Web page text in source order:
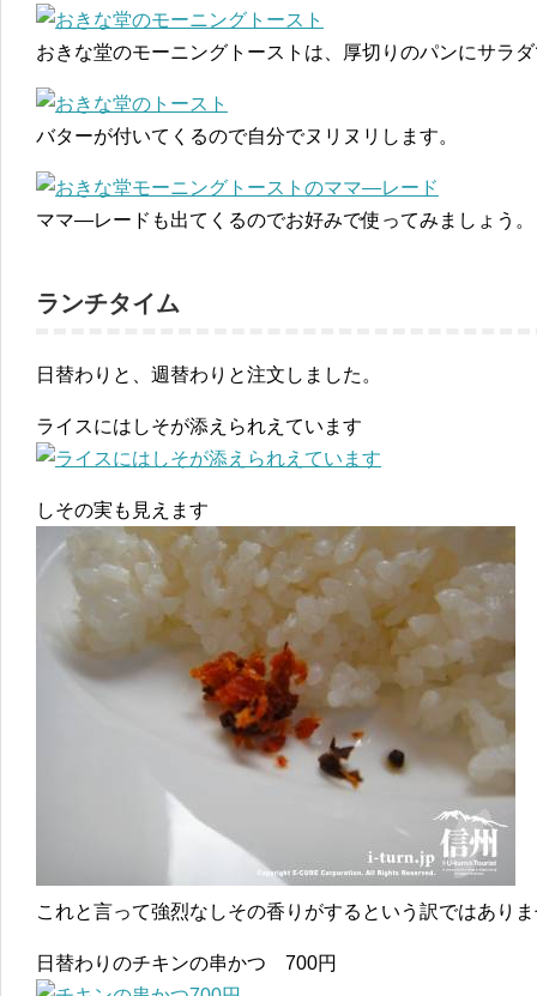
おきな堂のモーニングトーストは、厚切りのパンにサラ
バターが付いてくるので自分でヌリヌリします。
ママ―レードも出てくるのでお好みで使ってみましょう。
ランチタイム
日替わりと、週替わりと注文しました。
ライスにはしそが添えられえています
しその実も見えます
これと言って強烈なしその香りがするという訳ではあり
日替わりのチキンの串かつ 700円